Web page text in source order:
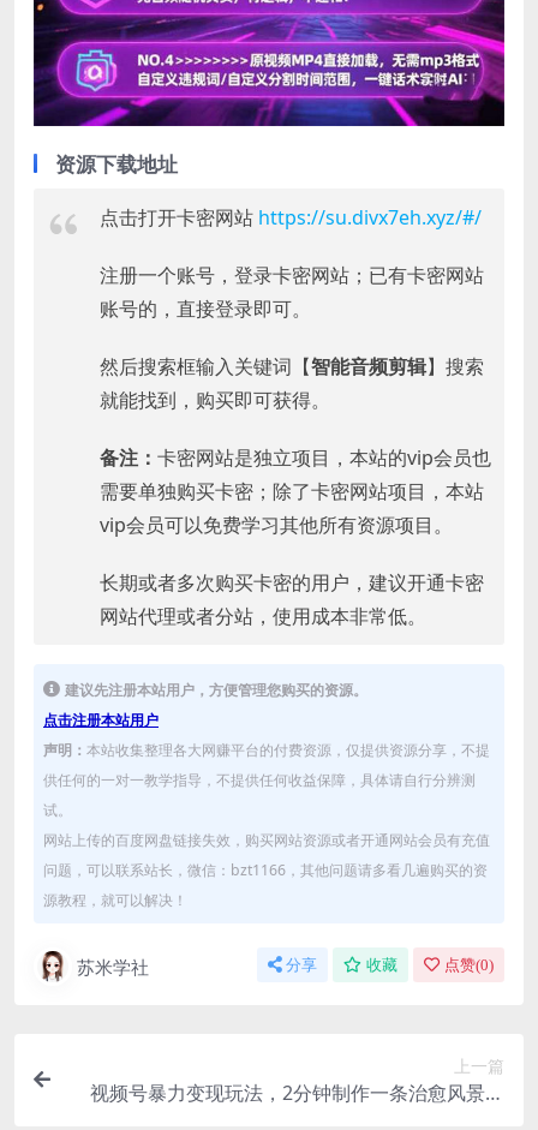
资源下载地址
点击打开卡密网站 https://su.divx7eh.xyz/#/
注册一个账号，登录卡密网站；已有卡密网站
账号的，直接登录即可。
然后搜索框输入关键词【智能音频剪辑】搜索
就能找到，购买即可获得。
备注： 卡密网站是独立项目，本站的vip会员也
需要单独购买卡密；除了卡密网站项目，本站
vip会员可以免费学习其他所有资源项目。
长期或者多次购买卡密的用户，建议开通卡密
网站代理或者分站，使用成本非常低。
建议先注册本站用户，方便管理您购买的资源。
点击注册本站用户
声明： 本站收集整理各大网赚平台的付费资源，仅提供资源分享，不提
供任何的一对一教学指导，不提供任何收益保障，具体请自行分辨测
试。
网站上传的百度网盘链接失效，购买网站资源或者开通网站会员有充值
问题，可以联系站长，微信：bzt1166，其他问题请多看几遍购买的资
源教程，就可以解决！
苏米学社 分享 收藏 点赞(0)
上一篇
视频号暴力变现玩法，2分钟制作一条治愈风景视